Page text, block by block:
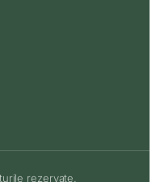
rezervate.